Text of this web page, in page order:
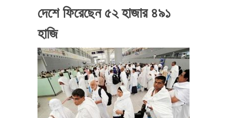
দেশে ফিরেছেন ৫২ হাজার ৪৯১
হাজি